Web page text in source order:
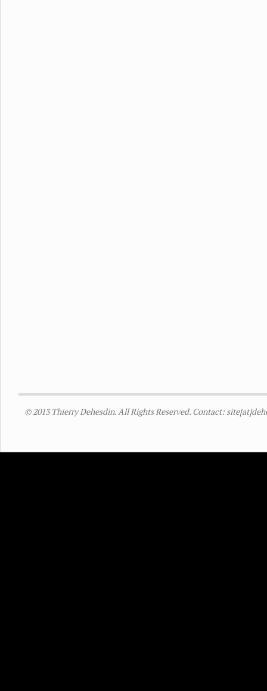
© 2013 Thierry Dehesdin. All Rights Reserved. Contact: